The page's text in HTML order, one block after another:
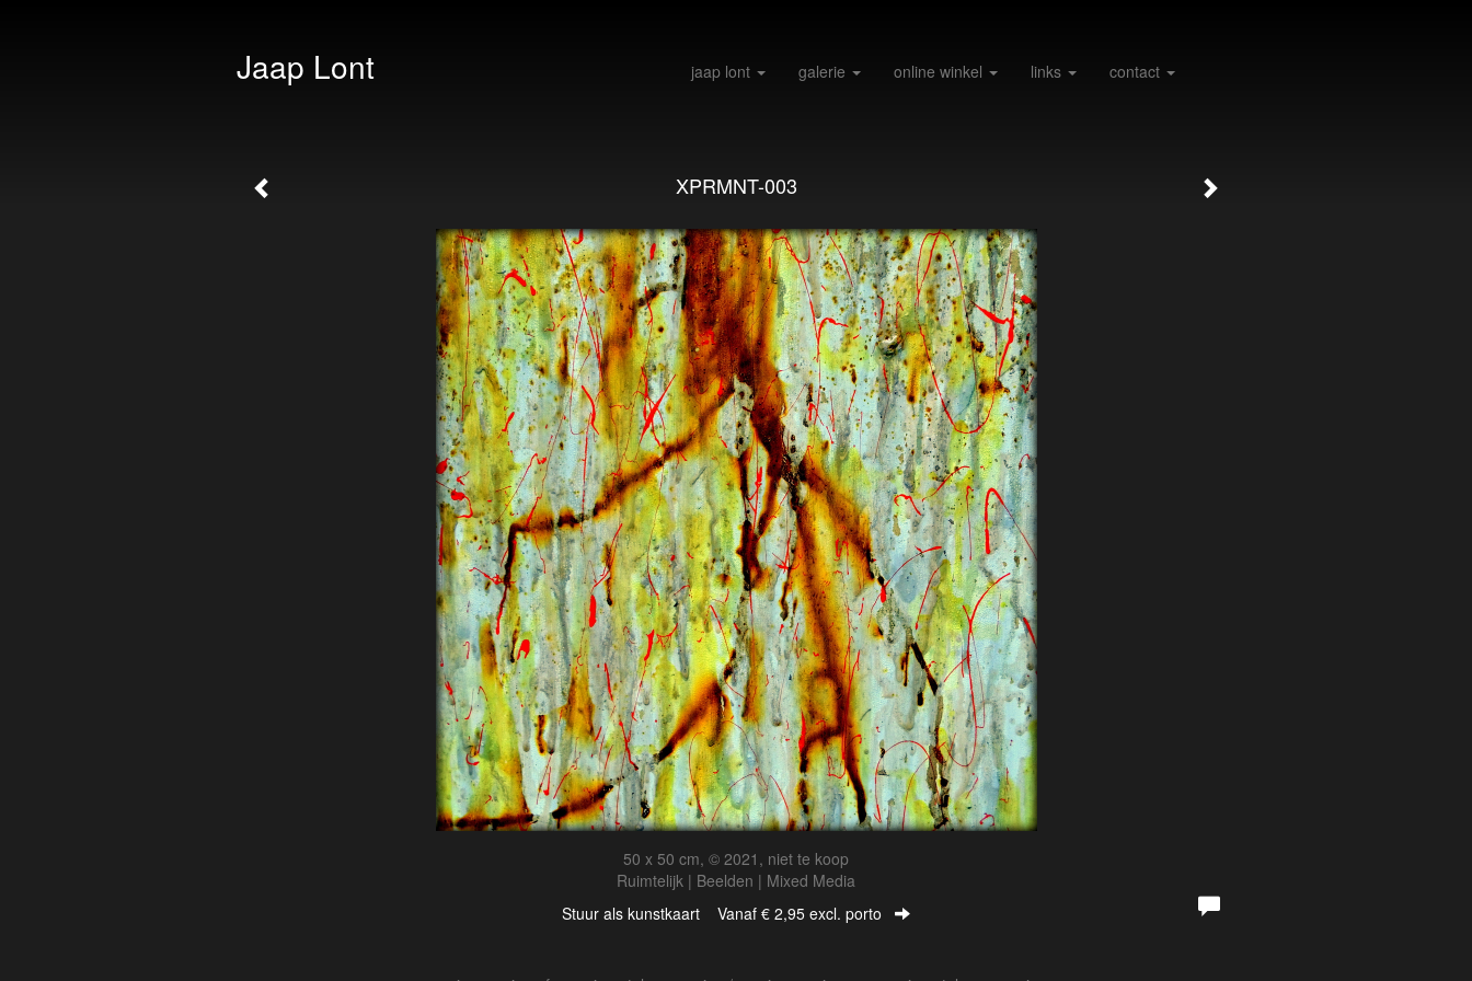
Jaap Lont jaap lont galerie online winkel links contact
XPRMNT-003
50 x 50 cm, © 2021, niet te koop
Ruimtelijk | Beelden | Mixed Media
Stuur als kunstkaart Vanaf € 2,95 excl. porto